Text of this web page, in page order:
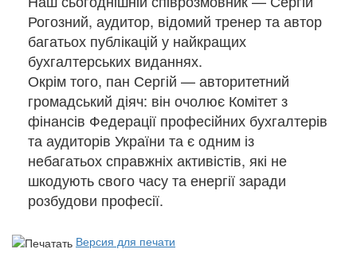
Рогозний, аудитор, відомий тренер та автор
багатьох публікацій у найкращих
бухгалтерських виданнях.
Окрім того, пан Сергій — авторитетний
громадський діяч: він очолює Комітет з
фінансів Федерації професійних бухгалтерів
та аудиторів України та є одним із
небагатьох справжніх активістів, які не
шкодують свого часу та енергії заради
розбудови професії.
Версия для печати